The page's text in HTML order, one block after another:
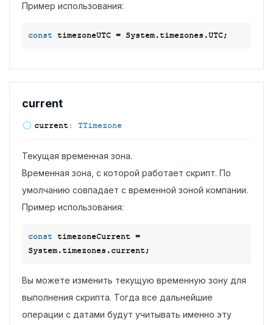
Пример использования:
const
current
current: TTimezone
Текущая временная зона.
Временная зона, с которой работает скрипт. По
умолчанию совпадает с временной зоной компании.
Пример использования:
const timezoneСurrent =
Вы можете изменить текущую временную зону для
выполнения скрипта. Тогда все дальнейшие
операции с датами будут учитывать именно эту